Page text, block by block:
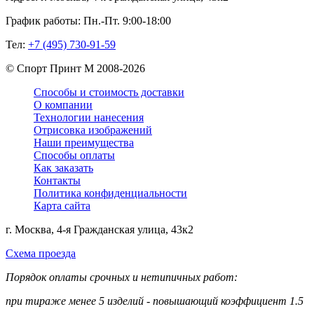
График работы: Пн.-Пт. 9:00-18:00
Тел: +7 (495) 730-91-59
© Спорт Принт М 2008-2026
Способы и стоимость доставки
О компании
Технологии нанесения
Отрисовка изображений
Наши преимущества
Способы оплаты
Как заказать
Контакты
Политика конфиденциальности
Карта сайта
г. Москва, 4-я Гражданская улица, 43к2
Схема проезда
Порядок оплаты срочных и нетипичных работ:
при тираже менее 5 изделий - повышающий коэффициент 1.5